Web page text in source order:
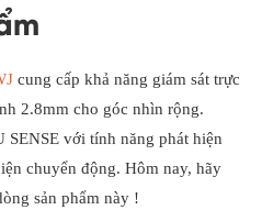
cung cấp khả năng giám sát trực
2.8mm cho góc nhìn rộng.
với tính năng phát hiện
chuyển động. Hôm nay, hãy
sản phẩm này !